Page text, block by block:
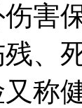
伤害
、
称